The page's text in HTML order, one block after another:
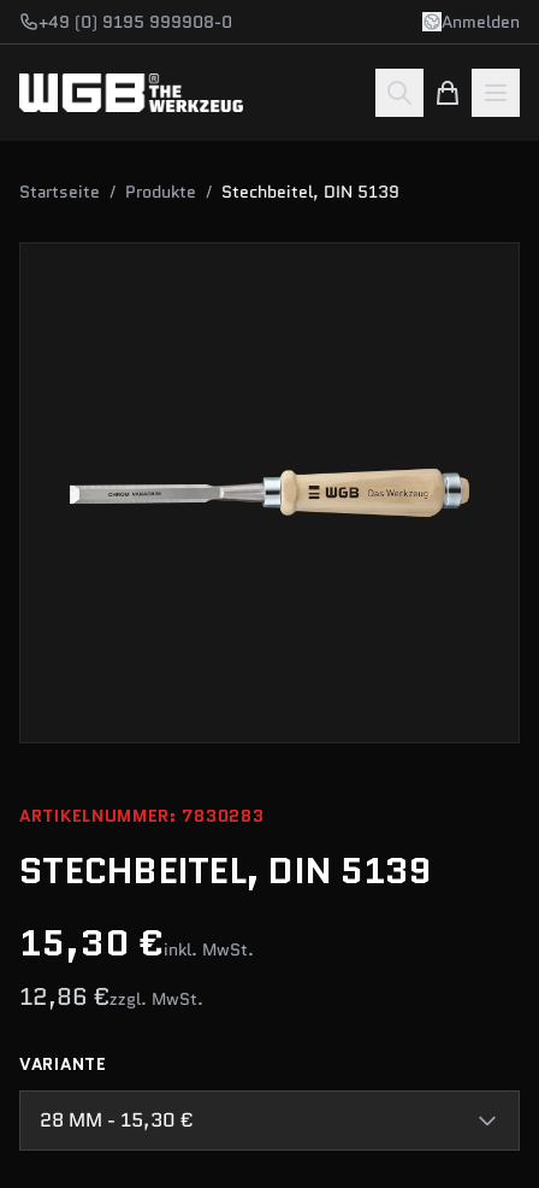
Zum Hauptinhalt springen
+49 (0) 9195 999908-0 Anmelden
Startseite / Produkte / Stechbeitel, DIN 5139
ARTIKELNUMMER: 7830283
STECHBEITEL, DIN 5139
15,30 €inkl. MwSt.
12,86 €zzgl. MwSt.
VARIANTE
28 MM - 15,30 €